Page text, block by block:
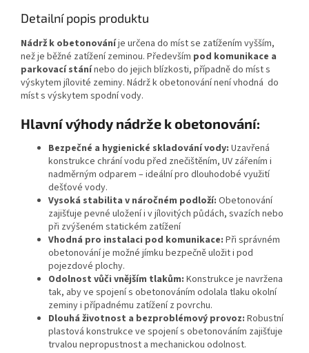
Detailní popis produktu
Nádrž k obetonováníje určena do míst se zatížením vyšším,
než je běžné zatížení zeminou. Především pod komunikace a
parkovací stánínebo do jejich blízkosti, případně do míst s
výskytem jílovité zeminy. Nádrž k obetonování není vhodná do
míst s výskytem spodní vody.
Hlavní výhody nádrže k obetonování:
Bezpečné a hygienické skladování vody: Uzavřená
konstrukce chrání vodu před znečištěním, UV zářením i
nadměrným odparem – ideální pro dlouhodobé využití
dešťové vody.
Vysoká stabilita v náročném podloží: Obetonování
zajišťuje pevné uložení i v jílovitých půdách, svazích nebo
při zvýšeném statickém zatížení
Vhodná pro instalaci pod komunikace: Při správném
obetonování je možné jímku bezpečně uložit i pod
pojezdové plochy.
Odolnost vůči vnějším tlakům: Konstrukce je navržena
tak, aby ve spojení s obetonováním odolala tlaku okolní
zeminy i případnému zatížení z povrchu.
Dlouhá životnost a bezproblémový provoz: Robustní
plastová konstrukce ve spojení s obetonováním zajišťuje
trvalou nepropustnost a mechanickou odolnost.